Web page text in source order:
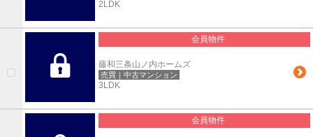
2LDK
会員物件
藤和三条山ノ内ホームズ
売買｜中古マンション
3LDK
会員物件